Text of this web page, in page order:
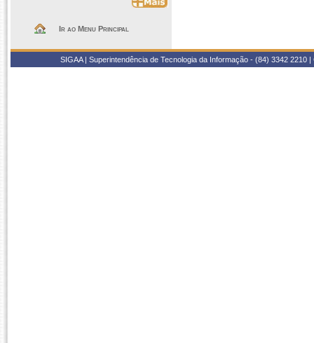
Ir ao Menu Principal
SIGAA | Superintendência de Tecnologia da Informação - (84) 3342